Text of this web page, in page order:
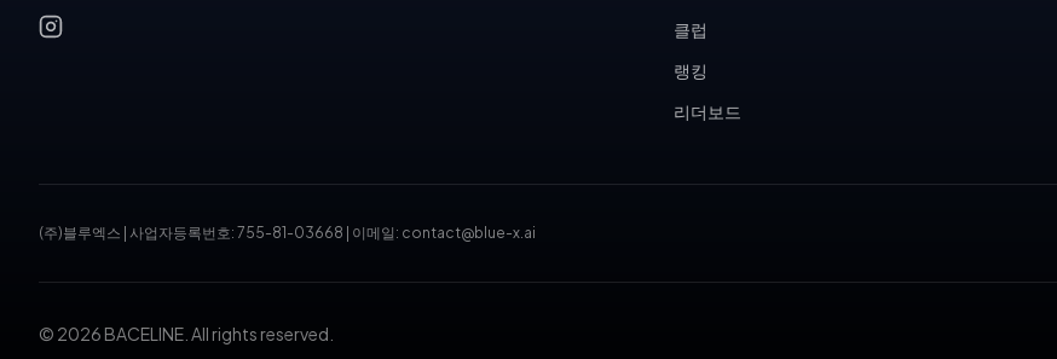
클럽
랭킹
리더보드
(주)블루엑스 사업자등록번호: 755-81-03668 이메일: contact@blue-x.ai
© 2026 BACELINE. All rights reserved.